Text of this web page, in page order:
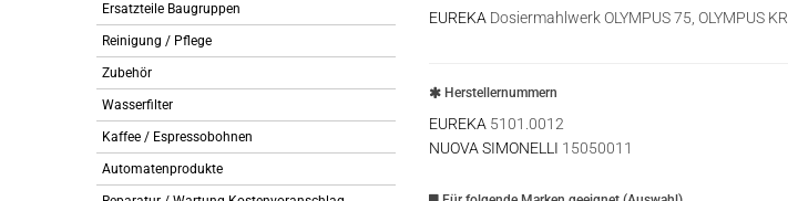
Ersatzteile Baugruppen
Reinigung / Pflege
Zubehör
Wasserfilter
Kaffee / Espressobohnen
Automatenprodukte
EUREKA Dosiermahlwerk OLYMPUS 75, OLYMPUS KR
Herstellernummern
EUREKA 5101.0012
NUOVA SIMONELLI 15050011